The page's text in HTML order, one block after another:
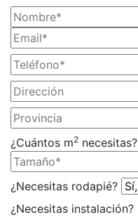
¿Cuántos m2 necesitas?
¿Necesitas rodapié?
¿Necesitas instalación?